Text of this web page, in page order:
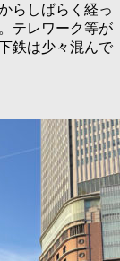
らしばらく経っ
テレワーク等が
鉄は少々混んで